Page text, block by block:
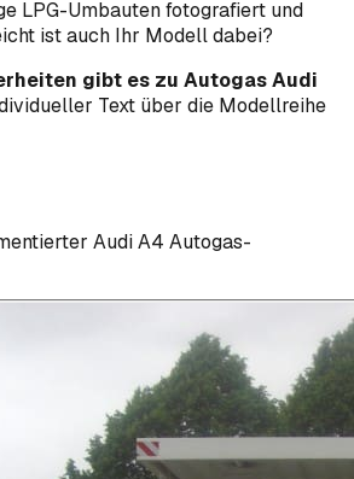
LPG-Umbauten fotografiert und
ist auch Ihr Modell dabei?
gibt es zu Autogas Audi
Text über die Modellreihe
AudiA4 Autogas-